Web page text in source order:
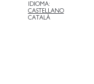
IDIOMA:
CASTELLANO
CATALÀ